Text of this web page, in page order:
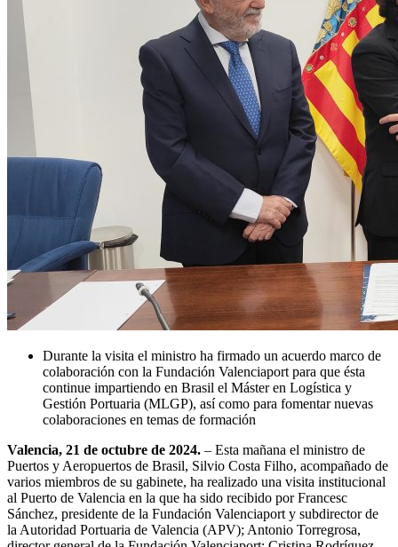
Durante la visita el ministro ha firmado un acuerdo marco de
colaboración con la Fundación Valenciaport para que ésta
continue impartiendo en Brasil el Máster en Logística y
Gestión Portuaria (MLGP), así como para fomentar nuevas
colaboraciones en temas de formación
Valencia, 21 de octubre de 2024. – Esta mañana el ministro de
Puertos y Aeropuertos de Brasil, Silvio Costa Filho, acompañado de
varios miembros de su gabinete, ha realizado una visita institucional
al Puerto de Valencia en la que ha sido recibido por Francesc
Sánchez, presidente de la Fundación Valenciaport y subdirector de
la Autoridad Portuaria de Valencia (APV); Antonio Torregrosa,